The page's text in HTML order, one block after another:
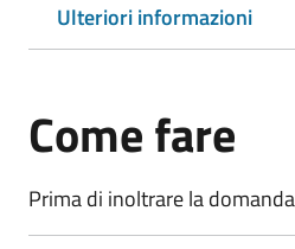
Ulteriori informazioni
Come fare
Prima di inoltrare la